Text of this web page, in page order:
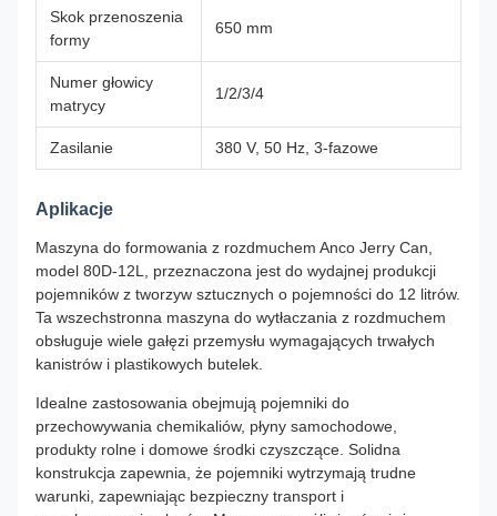
Skok przenoszenia
formy
650 mm
Numer głowicy
matrycy
1/2/3/4
Zasilanie 380 V, 50 Hz, 3-fazowe
Aplikacje
Maszyna do formowania z rozdmuchem Anco Jerry Can,
model 80D-12L, przeznaczona jest do wydajnej produkcji
pojemników z tworzyw sztucznych o pojemności do 12 litrów.
Ta wszechstronna maszyna do wytłaczania z rozdmuchem
obsługuje wiele gałęzi przemysłu wymagających trwałych
kanistrów i plastikowych butelek.
Idealne zastosowania obejmują pojemniki do
przechowywania chemikaliów, płyny samochodowe,
produkty rolne i domowe środki czyszczące. Solidna
konstrukcja zapewnia, że ​​pojemniki wytrzymają trudne
warunki, zapewniając bezpieczny transport i